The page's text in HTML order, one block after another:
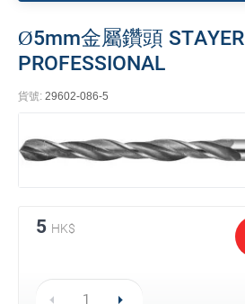
Ø5mm金屬鑽頭 STAYER
PROFESSIONAL
貨號: 29602-086-5
5 HK$